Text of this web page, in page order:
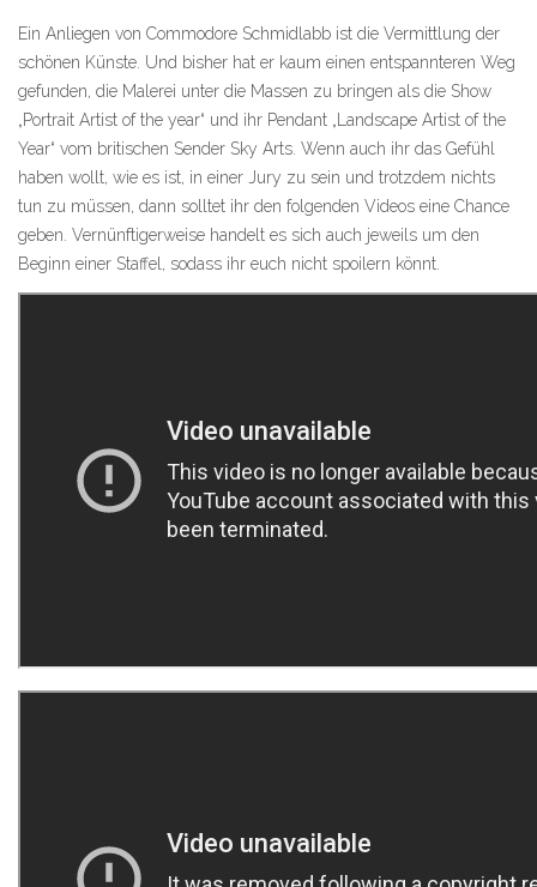
Ein Anliegen von Commodore Schmidlabb ist die Vermittlung der
schönen Künste. Und bisher hat er kaum einen entspannteren Weg
gefunden, die Malerei unter die Massen zu bringen als die Show
„Portrait Artist of the year“ und ihr Pendant „Landscape Artist of the
Year“ vom britischen Sender Sky Arts. Wenn auch ihr das Gefühl
haben wollt, wie es ist, in einer Jury zu sein und trotzdem nichts
tun zu müssen, dann solltet ihr den folgenden Videos eine Chance
geben. Vernünftigerweise handelt es sich auch jeweils um den
Beginn einer Staffel, sodass ihr euch nicht spoilern könnt.